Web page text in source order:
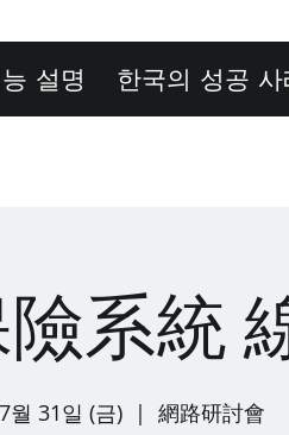
설명 한국의 성공 사
系統
7월 31일 (금)
  |
網路研討會